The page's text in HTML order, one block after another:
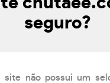
seguro?
site não possui um